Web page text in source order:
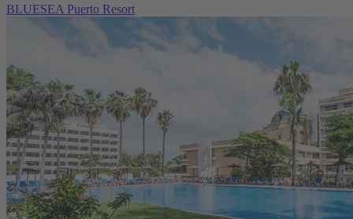
BLUESEA Puerto Resort